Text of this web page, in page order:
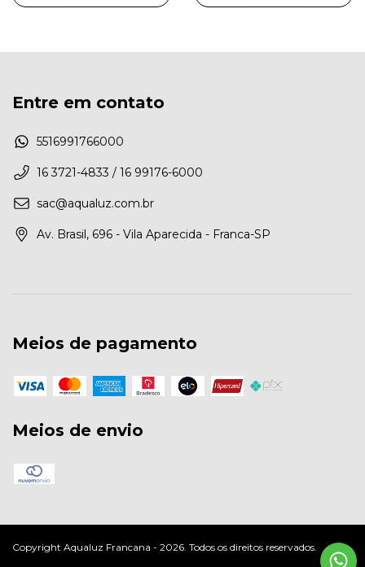
Entre em contato
5516991766000
16 3721-4833 / 16 99176-6000
sac@aqualuz.com.br
Av. Brasil, 696 - Vila Aparecida - Franca-SP
Meios de pagamento
Meios de envio
Copyright Aqualuz Francana - 2026. Todos os direitos reservados.